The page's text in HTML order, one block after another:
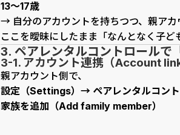
13〜17歳
→ 自分のアカウントを持ちつつ、親アカ
ここを曖昧にしたまま「なんとなく子ど
3. ペアレンタルコントロールで
3-1. アカウント連携（Account
親アカウント側で、
設定（Settings）→ ペアレンタルコン
家族を追加（Add family member）